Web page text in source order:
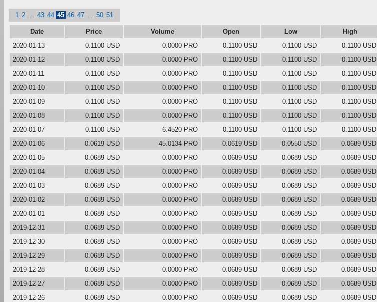
1 2 43 44 45 46 47 50 51
Date Price Volume Open Low High
2020-01-13
0.1100 USD 0.0000 PRO 0.1100 USD 0.1100 USD 0.1100 USD
2020-01-12
0.1100 USD 0.0000 PRO 0.1100 USD 0.1100 USD 0.1100 USD
2020-01-11
0.1100 USD 0.0000 PRO 0.1100 USD 0.1100 USD 0.1100 USD
2020-01-10
0.1100 USD 0.0000 PRO 0.1100 USD 0.1100 USD 0.1100 USD
2020-01-09
0.1100 USD 0.0000 PRO 0.1100 USD 0.1100 USD 0.1100 USD
2020-01-08
0.1100 USD 0.0000 PRO 0.1100 USD 0.1100 USD 0.1100 USD
2020-01-07
0.1100 USD 6.4520 PRO 0.1100 USD 0.1100 USD 0.1100 USD
2020-01-06
0.0619 USD 45.0134 PRO 0.0619 USD 0.0550 USD 0.0689 USD
2020-01-05
0.0689 USD 0.0000 PRO 0.0689 USD 0.0689 USD 0.0689 USD
2020-01-04
0.0689 USD 0.0000 PRO 0.0689 USD 0.0689 USD 0.0689 USD
2020-01-03
0.0689 USD 0.0000 PRO 0.0689 USD 0.0689 USD 0.0689 USD
2020-01-02
0.0689 USD 0.0000 PRO 0.0689 USD 0.0689 USD 0.0689 USD
2020-01-01
0.0689 USD 0.0000 PRO 0.0689 USD 0.0689 USD 0.0689 USD
2019-12-31
0.0689 USD 0.0000 PRO 0.0689 USD 0.0689 USD 0.0689 USD
2019-12-30
0.0689 USD 0.0000 PRO 0.0689 USD 0.0689 USD 0.0689 USD
2019-12-29
0.0689 USD 0.0000 PRO 0.0689 USD 0.0689 USD 0.0689 USD
2019-12-28
0.0689 USD 0.0000 PRO 0.0689 USD 0.0689 USD 0.0689 USD
2019-12-27
0.0689 USD 0.0000 PRO 0.0689 USD 0.0689 USD 0.0689 USD
2019-12-26
0.0689 USD 0.0000 PRO 0.0689 USD 0.0689 USD 0.0689 USD